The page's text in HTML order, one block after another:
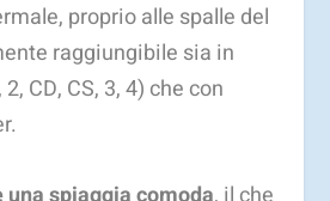
proprio alle spalle del
raggiungibile sia in
CD, CS, 3, 4) che con